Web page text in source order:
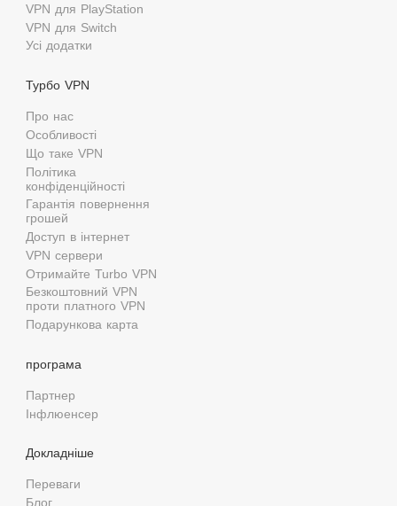
VPN для PlayStation
VPN для Switch
Усі додатки
Турбо VPN
Про нас
Особливості
Що таке VPN
Політика
конфіденційності
Гарантія повернення
грошей
Доступ в інтернет
VPN сервери
Отримайте Turbo VPN
Безкоштовний VPN
проти платного VPN
Подарункова карта
програма
Партнер
Інфлюенсер
Докладніше
Переваги
Блог